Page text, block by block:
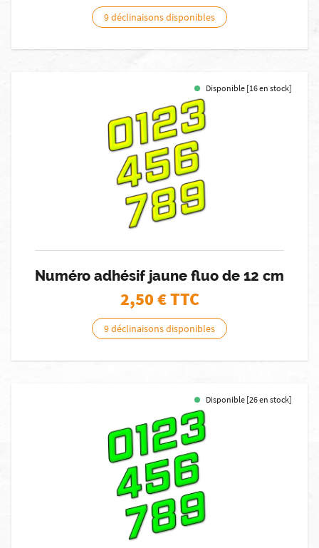
9 déclinaisons disponibles
Disponible [16 en stock]
Numéro adhésif jaune fluo de 12 cm
2,50€ TTC
9 déclinaisons disponibles
Disponible [26 en stock]